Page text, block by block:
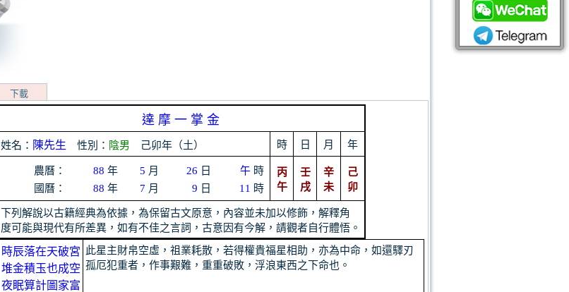
下載
達 摩 一 掌 金
姓名： 陳先生 性別： 陰男 己卯年（土） 時 日 月 年
農曆： 88 年 5 月 26 日 午 時
國曆：
88 年 7 月 9 日 11 時
丙
午
壬
戌
辛
未
己
卯
下列解說以古籍經典為依據，為保留古文原意，內容並未加以修飾，解釋角
度可能與現代有所差異，如有不佳之言詞，古意因有今解，請觀者自行體悟。
時辰落在天破宮
堆金積玉也成空
夜眠算計圖家富
此星主財帛空虛，祖業耗散，若得權貴福星相助，亦為中命，如還驛刃
孤厄犯重者，作事艱難，重重破敗，浮浪東西之下命也。